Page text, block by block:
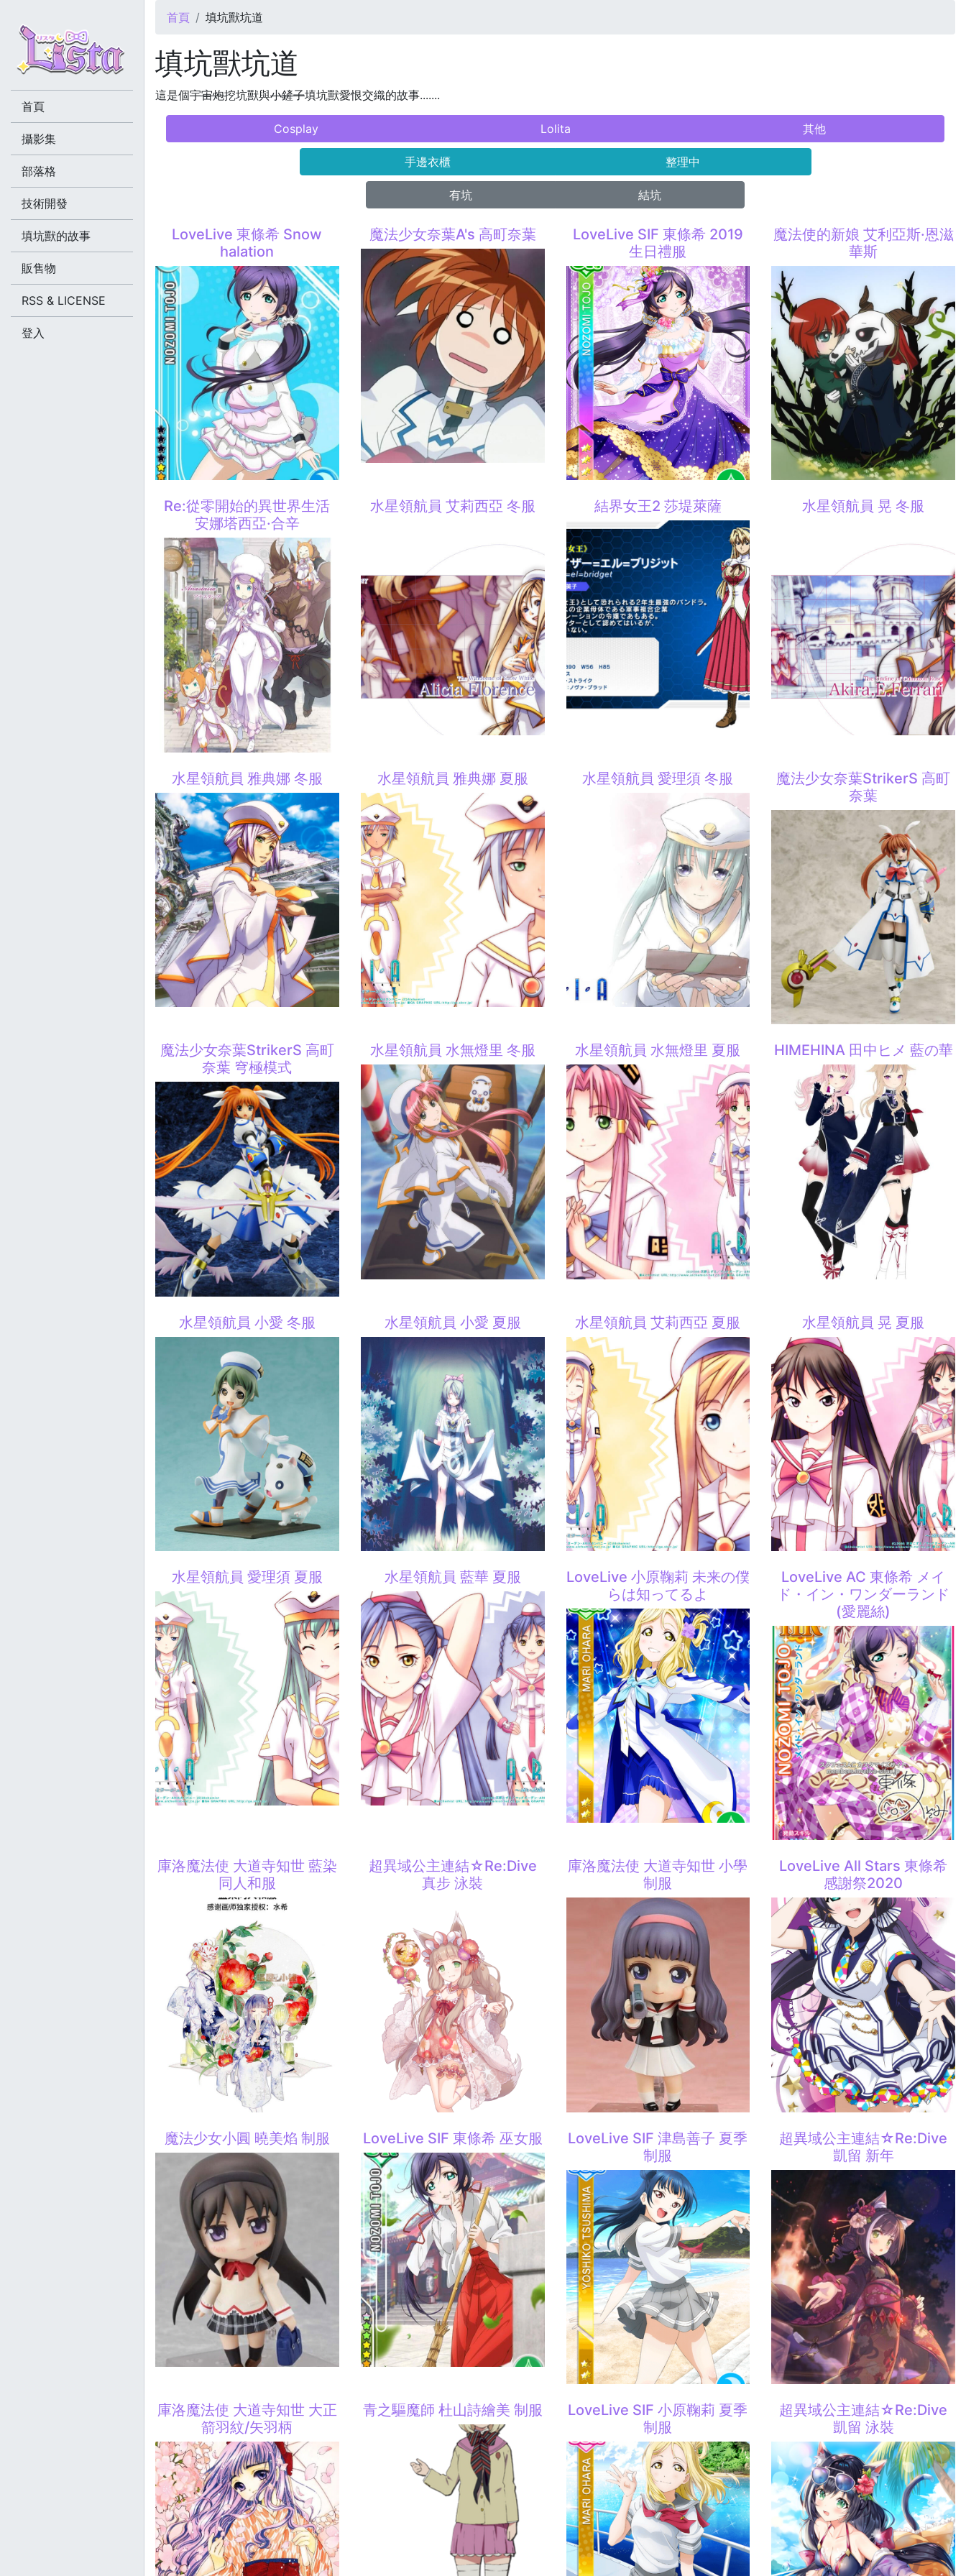
您在這裡
首頁 填坑獸坑道
填坑獸坑道
這是個宇宙炮挖坑獸與小鏟子填坑獸愛恨交織的故事.......
Cosplay Lolita 其他
手邊衣櫃 整理中
有坑 結坑
LoveLive 東條希 Snow
halation
魔法少女奈葉A's 高町奈葉
LoveLive SIF 東條希 2019
生日禮服
魔法使的新娘 艾利亞斯·恩滋
華斯
Re:從零開始的異世界生活
安娜塔西亞·合辛
水星領航員 艾莉西亞 冬服 結界女王2 莎堤萊薩 水星領航員 晃 冬服
水星領航員 雅典娜 冬服 水星領航員 雅典娜 夏服 水星領航員 愛理須 冬服
魔法少女奈葉StrikerS 高町
奈葉
魔法少女奈葉StrikerS 高町
奈葉 穹極模式
水星領航員 水無燈里 冬服 水星領航員 水無燈里 夏服 HIMEHINA 田中ヒメ 藍の華
水星領航員 小愛 冬服 水星領航員 小愛 夏服 水星領航員 艾莉西亞 夏服 水星領航員 晃 夏服
水星領航員 愛理須 夏服 水星領航員 藍華 夏服
LoveLive 小原鞠莉 未来の僕
らは知ってるよ
LoveLive AC 東條希 メイ
ド・イン・ワンダーランド
(愛麗絲)
庫洛魔法使 大道寺知世 藍染
同人和服
超異域公主連結☆Re:Dive
真步 泳裝
庫洛魔法使 大道寺知世 小學
制服
LoveLive All Stars 東條希
感謝祭2020
魔法少女小圓 曉美焰 制服 LoveLive SIF 東條希 巫女服
LoveLive SIF 津島善子 夏季
制服
超異域公主連結☆Re:Dive
凱留 新年
庫洛魔法使 大道寺知世 大正
箭羽紋/矢羽柄
青之驅魔師 杜山詩繪美 制服
LoveLive SIF 小原鞠莉 夏季
制服
超異域公主連結☆Re:Dive
凱留 泳裝
首頁
攝影集
部落格
技術開發
填坑獸的故事
販售物
RSS & LICENSE
登入